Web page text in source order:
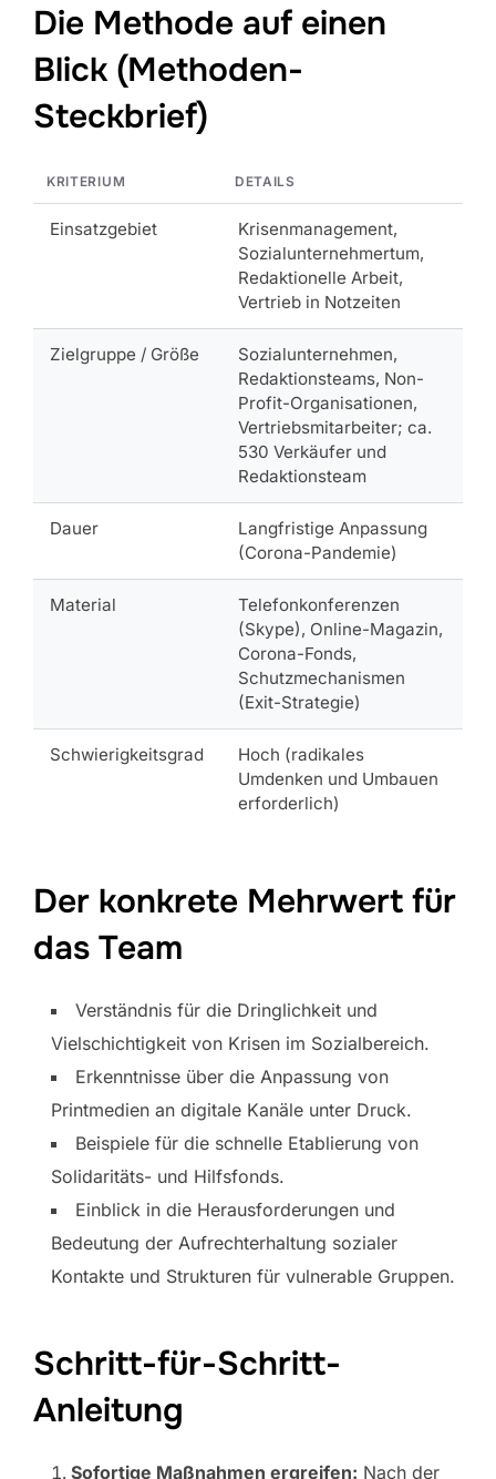
Die Methode auf einen
Blick (Methoden-
Steckbrief)
KRITERIUM DETAILS
Einsatzgebiet
Krisenmanagement,
Sozialunternehmertum,
Redaktionelle Arbeit,
Vertrieb in Notzeiten
Zielgruppe / Größe
Sozialunternehmen,
Redaktionsteams, Non-
Profit-Organisationen,
Vertriebsmitarbeiter; ca.
530 Verkäufer und
Redaktionsteam
Dauer
Langfristige Anpassung
(Corona-Pandemie)
Material
Telefonkonferenzen
(Skype), Online-Magazin,
Corona-Fonds,
Schutzmechanismen
(Exit-Strategie)
Schwierigkeitsgrad
Hoch (radikales
Umdenken und Umbauen
erforderlich)
Der konkrete Mehrwert für
das Team
Verständnis für die Dringlichkeit und
Vielschichtigkeit von Krisen im Sozialbereich.
Erkenntnisse über die Anpassung von
Printmedien an digitale Kanäle unter Druck.
Beispiele für die schnelle Etablierung von
Solidaritäts- und Hilfsfonds.
Einblick in die Herausforderungen und
Bedeutung der Aufrechterhaltung sozialer
Kontakte und Strukturen für vulnerable Gruppen.
Schritt-für-Schritt-
Anleitung
Sofortige Maßnahmen ergreifen: Nach der